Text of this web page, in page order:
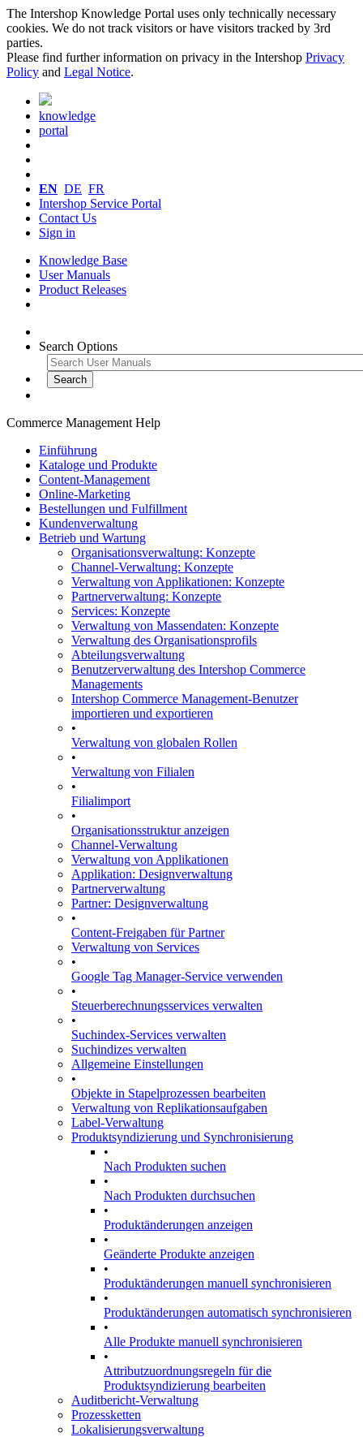
The Intershop Knowledge Portal uses only technically necessary
cookies. We do not track visitors or have visitors tracked by 3rd
parties.
Please find further information on privacy in the Intershop Privacy
Policy and Legal Notice.
knowledge
portal
EN DE FR
Intershop Service Portal
Contact Us
Sign in
Knowledge Base
User Manuals
Product Releases
Search Options
Commerce Management Help
Einführung
Kataloge und Produkte
Content-Management
Online-Marketing
Bestellungen und Fulfillment
Kundenverwaltung
Betrieb und Wartung
Organisationsverwaltung: Konzepte
Channel-Verwaltung: Konzepte
Verwaltung von Applikationen: Konzepte
Partnerverwaltung: Konzepte
Services: Konzepte
Verwaltung von Massendaten: Konzepte
Verwaltung des Organisationsprofils
Abteilungsverwaltung
Benutzerverwaltung des Intershop Commerce
Managements
Intershop Commerce Management-Benutzer
importieren und exportieren
•
Verwaltung von globalen Rollen
•
Verwaltung von Filialen
•
Filialimport
•
Organisationsstruktur anzeigen
Channel-Verwaltung
Verwaltung von Applikationen
Applikation: Designverwaltung
Partnerverwaltung
Partner: Designverwaltung
•
Content-Freigaben für Partner
Verwaltung von Services
•
Google Tag Manager-Service verwenden
•
Steuerberechnungsservices verwalten
•
Suchindex-Services verwalten
Suchindizes verwalten
Allgemeine Einstellungen
•
Objekte in Stapelprozessen bearbeiten
Verwaltung von Replikationsaufgaben
Label-Verwaltung
Produktsyndizierung und Synchronisierung
•
Nach Produkten suchen
•
Nach Produkten durchsuchen
•
Produktänderungen anzeigen
•
Geänderte Produkte anzeigen
•
Produktänderungen manuell synchronisieren
•
Produktänderungen automatisch synchronisieren
•
Alle Produkte manuell synchronisieren
•
Attributzuordnungsregeln für die
Produktsyndizierung bearbeiten
Auditbericht-Verwaltung
Prozessketten
Lokalisierungsverwaltung